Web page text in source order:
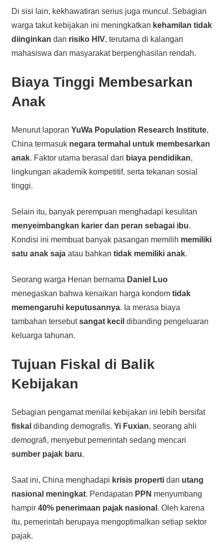
Di sisi lain, kekhawatiran serius juga muncul. Sebagian
warga takut kebijakan ini meningkatkan kehamilan tidak
diinginkan dan risiko HIV, terutama di kalangan
mahasiswa dan masyarakat berpenghasilan rendah.
Biaya Tinggi Membesarkan
Anak
Menurut laporan YuWa Population Research Institute,
China termasuk negara termahal untuk membesarkan
anak. Faktor utama berasal dari biaya pendidikan,
lingkungan akademik kompetitif, serta tekanan sosial
tinggi.
Selain itu, banyak perempuan menghadapi kesulitan
menyeimbangkan karier dan peran sebagai ibu.
Kondisi ini membuat banyak pasangan memilih memiliki
satu anak sajaatau bahkan tidak memiliki anak.
Seorang warga Henan bernama Daniel Luo
menegaskan bahwa kenaikan harga kondom tidak
memengaruhi keputusannya. Ia merasa biaya
tambahan tersebutsangat kecil dibanding pengeluaran
keluarga tahunan.
Tujuan Fiskal di Balik
Kebijakan
Sebagian pengamat menilai kebijakan ini lebih bersifat
fiskal dibanding demografis. Yi Fuxian, seorang ahli
demografi, menyebut pemerintah sedang mencari
sumber pajak baru.
Saat ini, China menghadapi krisis propertidan utang
nasional meningkat. Pendapatan PPN menyumbang
hampir 40% penerimaan pajak nasional . Oleh karena
itu, pemerintah berupaya mengoptimalkan setiap sektor
pajak.